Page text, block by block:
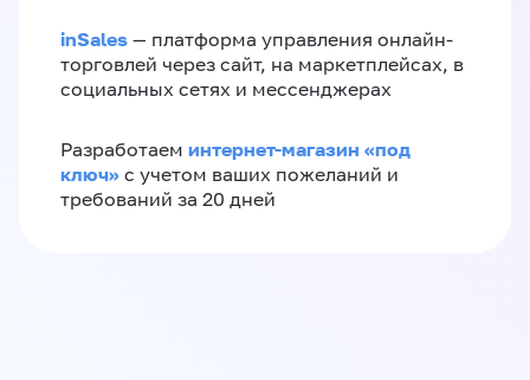
inSales — платформа управления онлайн-
торговлей через сайт, на маркетплейсах, в
социальных сетях и мессенджерах
Разработаем интернет-магазин «‎под
ключ»‎ с учетом ваших пожеланий и
требований за 20 дней